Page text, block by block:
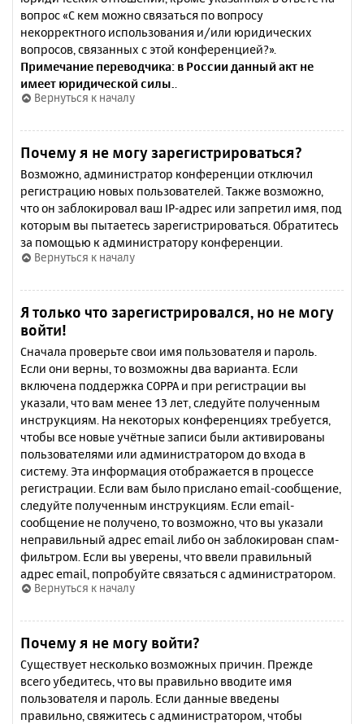
вопрос «С кем можно связаться по вопросу
некорректного использования и/или юридических
вопросов, связанных с этой конференцией?».
Примечание переводчика: в России данный акт не
имеет юридической силы.
Вернуться к началу
Почему я не могу зарегистрироваться?
Возможно, администратор конференции отключил
регистрацию новых пользователей. Также возможно,
что он заблокировал ваш IP-адрес или запретил имя, под
которым вы пытаетесь зарегистрироваться. Обратитесь
за помощью к администратору конференции.
Вернуться к началу
Я только что зарегистрировался, но не могу
войти!
Сначала проверьте свои имя пользователя и пароль.
Если они верны, то возможны два варианта. Если
включена поддержка COPPA и при регистрации вы
указали, что вам менее 13 лет, следуйте полученным
инструкциям. На некоторых конференциях требуется,
чтобы все новые учётные записи были активированы
пользователями или администратором до входа в
систему. Эта информация отображается в процессе
регистрации. Если вам было прислано email-сообщение,
следуйте полученным инструкциям. Если email-
сообщение не получено, то возможно, что вы указали
неправильный адрес email либо он заблокирован спам-
фильтром. Если вы уверены, что ввели правильный
адрес email, попробуйте связаться с администратором.
Вернуться к началу
Почему я не могу войти?
Существует несколько возможных причин. Прежде
всего убедитесь, что вы правильно вводите имя
пользователя и пароль. Если данные введены
правильно, свяжитесь с администратором, чтобы